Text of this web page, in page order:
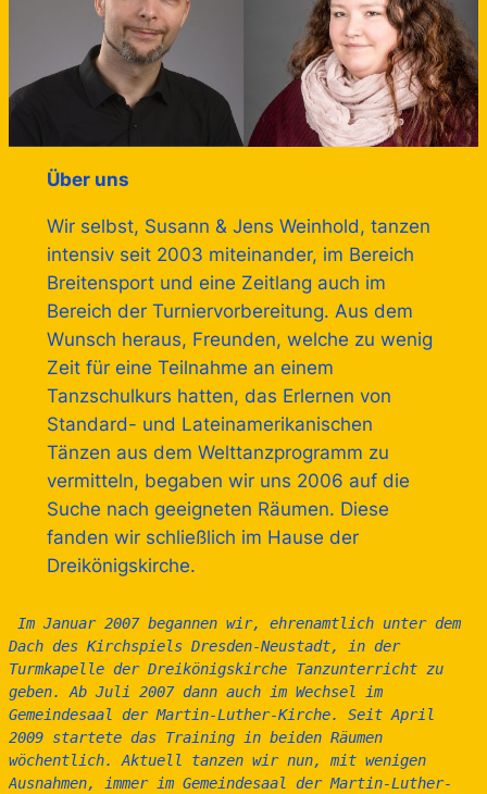
Über uns
Wir selbst, Susann & Jens Weinhold, tanzen
intensiv seit 2003 miteinander, im Bereich
Breitensport und eine Zeitlang auch im
Bereich der Turniervorbereitung. Aus dem
Wunsch heraus, Freunden, welche zu wenig
Zeit für eine Teilnahme an einem
Tanzschulkurs hatten, das Erlernen von
Standard- und Lateinamerikanischen
Tänzen aus dem Welttanzprogramm zu
vermitteln, begaben wir uns 2006 auf die
Suche nach geeigneten Räumen. Diese
fanden wir schließlich im Hause der
Dreikönigskirche.
Im Januar 2007 begannen wir, ehrenamtlich unter dem
Dach des Kirchspiels Dresden-Neustadt, in der
Turmkapelle der Dreikönigskirche Tanzunterricht zu
geben. Ab Juli 2007 dann auch im Wechsel im
Gemeindesaal der Martin-Luther-Kirche. Seit April
2009 startete das Training in beiden Räumen
wöchentlich. Aktuell tanzen wir nun, mit wenigen
Ausnahmen, immer im Gemeindesaal der Martin-Luther-